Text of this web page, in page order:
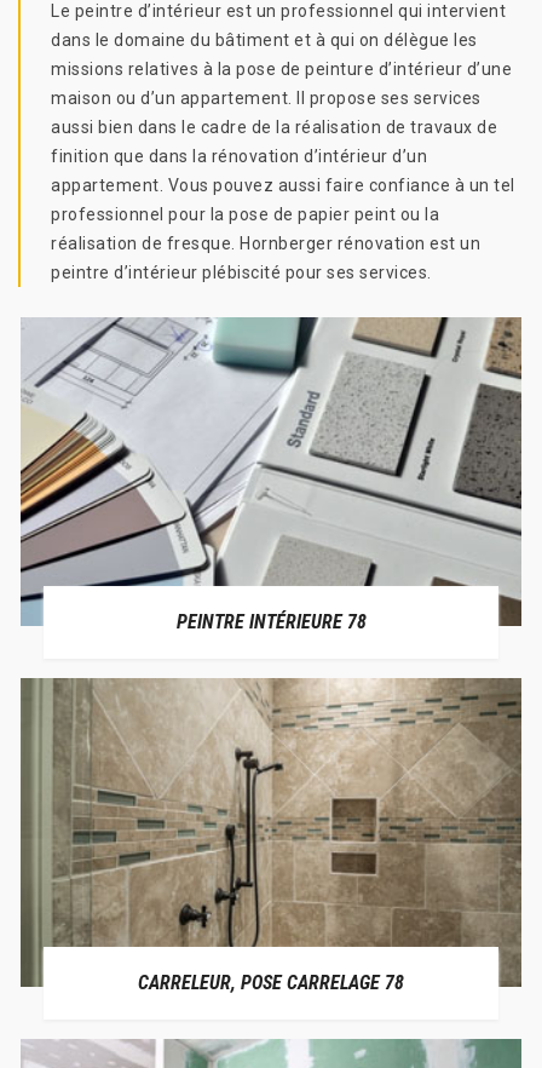
Le peintre d’intérieur est un professionnel qui intervient
dans le domaine du bâtiment et à qui on délègue les
missions relatives à la pose de peinture d’intérieur d’une
maison ou d’un appartement. Il propose ses services
aussi bien dans le cadre de la réalisation de travaux de
finition que dans la rénovation d’intérieur d’un
appartement. Vous pouvez aussi faire confiance à un tel
professionnel pour la pose de papier peint ou la
réalisation de fresque. Hornberger rénovation est un
peintre d’intérieur plébiscité pour ses services.
PEINTRE INTÉRIEURE 78
CARRELEUR, POSE CARRELAGE 78